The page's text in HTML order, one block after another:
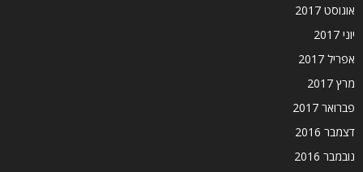
אוגוסט 2017
יוני 2017
אפריל 2017
מרץ 2017
פברואר 2017
דצמבר 2016
נובמבר 2016